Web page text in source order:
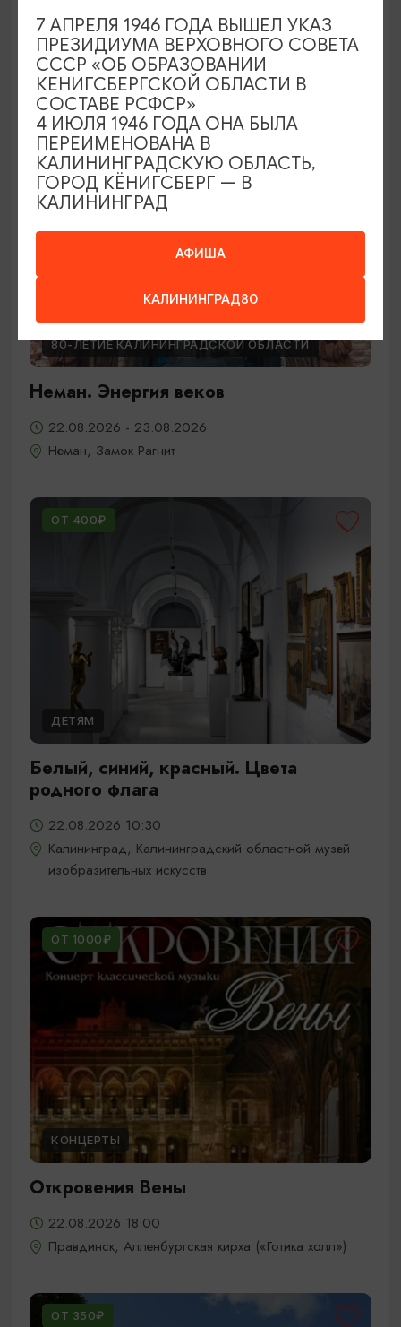
Вокруг Амадея
22.08.2026 18:00
Калининград, Собор на острове Канта
БЕСПЛАТНО
80-ЛЕТИЕ КАЛИНИНГРАДСКОЙ ОБЛАСТИ
Неман. Энергия веков
22.08.2026 - 23.08.2026
Неман, Замок Рагнит
ОТ 400₽
ДЕТЯМ
Белый, синий, красный. Цвета
родного флага
22.08.2026 10:30
Калининград, Калининградский областной музей
изобразительных искусств
ОТ 1000₽
КОНЦЕРТЫ
Откровения Вены
22.08.2026 18:00
Правдинск, Алленбургская кирха («Готика холл»)
ОТ 350₽
АФИША
КАЛИНИНГРАД80
7 АПРЕЛЯ 1946 ГОДА ВЫШЕЛ УКАЗ
ПРЕЗИДИУМА ВЕРХОВНОГО СОВЕТА
СССР «ОБ ОБРАЗОВАНИИ
КЕНИГСБЕРГСКОЙ ОБЛАСТИ В
СОСТАВЕ РСФСР»
4 ИЮЛЯ 1946 ГОДА ОНА БЫЛА
ПЕРЕИМЕНОВАНА В
КАЛИНИНГРАДСКУЮ ОБЛАСТЬ,
ГОРОД КЁНИГСБЕРГ — В
КАЛИНИНГРАД